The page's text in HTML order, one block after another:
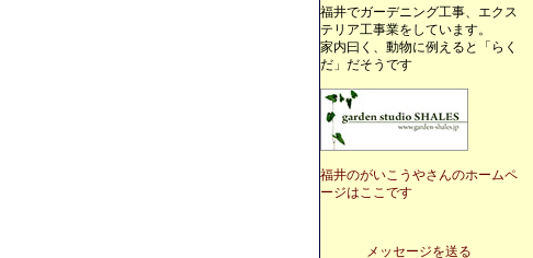
福井でガーデニング工事、エクス
テリア工事業をしています。
家内曰く、動物に例えると「らく
だ」だそうです
福井のがいこうやさんのホームペ
ージはここです
メッセージを送る